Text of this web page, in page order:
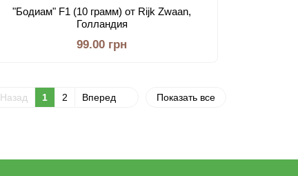
"Бодиам" F1 (10 грамм) от Rijk Zwaan,
Голландия
99.00 грн
Назад 1 2 Вперед Показать все